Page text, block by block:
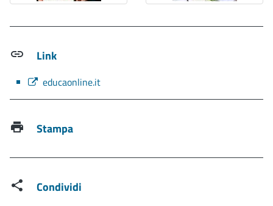
Link
educaonline.it
Stampa
Condividi